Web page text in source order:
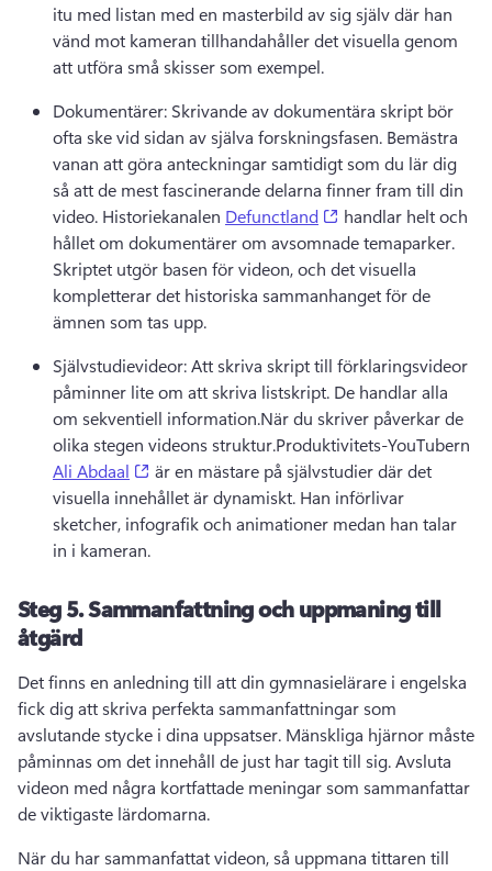
itu med listan med en masterbild av sig själv där han
vänd mot kameran tillhandahåller det visuella genom
att utföra små skisser som exempel.
Dokumentärer: Skrivande av dokumentära skript bör
ofta ske vid sidan av själva forskningsfasen. Bemästra
vanan att göra anteckningar samtidigt som du lär dig
så att de mest fascinerande delarna finner fram till din
video. Historiekanalen Defunctland (opens in a new tab)
handlar helt och
Skriptet utgör basen för videon, och det visuella
kompletterar det historiska sammanhanget för de
ämnen som tas upp.
Självstudievideor: Att skriva skript till förklaringsvideor
påminner lite om att skriva listskript. De handlar alla
om sekventiell information.När du skriver påverkar de
olika stegen videons struktur.Produktivitets-YouTubern
Ali Abdaal
(opens in a new tab)
är en mästare på självstudier där det
visuella innehållet är dynamiskt. Han införlivar
sketcher, infografik och animationer medan han talar
in i kameran.
Steg 5.Sammanfattning och uppmaning till
åtgärd
Det finns en anledning till att din gymnasielärare i engelska
fick dig att skriva perfekta sammanfattningar som
avslutande stycke i dina uppsatser. Mänskliga hjärnor måste
påminnas om det innehåll de just har tagit till sig. Avsluta
videon med några kortfattade meningar som sammanfattar
de viktigaste lärdomarna.
När du har sammanfattat videon, så uppmana tittaren till